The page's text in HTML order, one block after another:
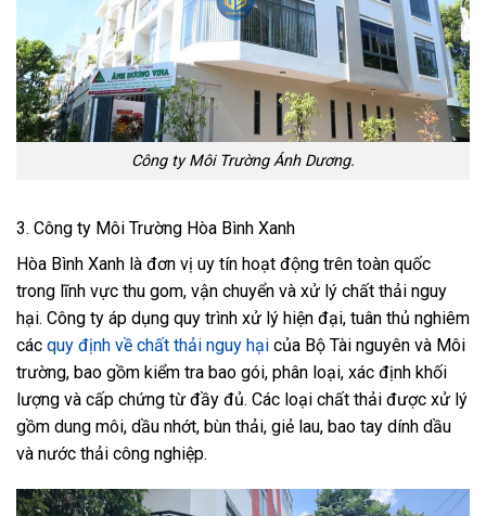
Công ty Môi Trường Ánh Dương.
3. Công ty Môi Trường Hòa Bình Xanh
Hòa Bình Xanh là đơn vị uy tín hoạt động trên toàn quốc
trong lĩnh vực thu gom, vận chuyển và xử lý chất thải nguy
hại. Công ty áp dụng quy trình xử lý hiện đại, tuân thủ nghiêm
các quy định về chất thải nguy hại của Bộ Tài nguyên và Môi
trường, bao gồm kiểm tra bao gói, phân loại, xác định khối
lượng và cấp chứng từ đầy đủ. Các loại chất thải được xử lý
gồm dung môi, dầu nhớt, bùn thải, giẻ lau, bao tay dính dầu
và nước thải công nghiệp.